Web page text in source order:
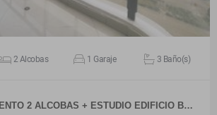
2 Alcobas 1 Garaje 3 Baño(s)
2 ALCOBAS + ESTUDIO EDIFICIO B…